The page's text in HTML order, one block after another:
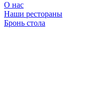
О нас
Наши рестораны
Бронь стола